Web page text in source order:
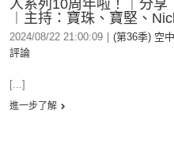
人系列10周年啦！｜分
︱主持：寶珠、寶堅、
2024/08/22 21:00:09 (第36季) 空
評論
[...]
進一步了解